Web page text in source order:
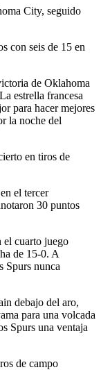
City, seguido
con seis de 15 en
de Oklahoma
estrella francesa
para hacer mejores
la noche del
en tiros de
el tercer
30 puntos
el cuarto juego
de 15-0. A
Spurs nunca
debajo del aro,
para una volcada
Spurs una ventaja
de campo